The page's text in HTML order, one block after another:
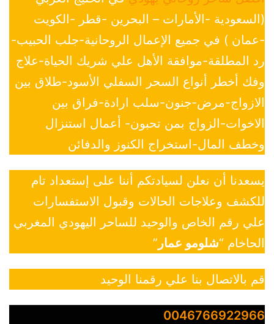
(السعودية -الأمارات – البحرين -قطر -الكويت
-عمان ) في جميع الإعمال الروحانية-جلب الحبيب-
رد المطلقة-موافقة الأهل علي شريك الحياة-علاج
وفك أخطر أنواع السحر السفلي الأسود-طلاق بين
الازواج-مرض-جنون-سلب ارادة-فراق بين
الاخوات-الزواج بمن تحبون- أعمال استنزال
وخطف المال-استخراج الكنوز والدفائن
يسعدنا أن نعلن لسيادتكم أننا على إستعداد تام
للكشف وعلاجات الحالات وقبول الاستفسارات
علي رقم الخاص والوحيد للساحر اليهودي المغربي
الحاخام “شلومو عمار ”
قم بالاتصال بنا علي رقمنا الوحيد
0046766922966